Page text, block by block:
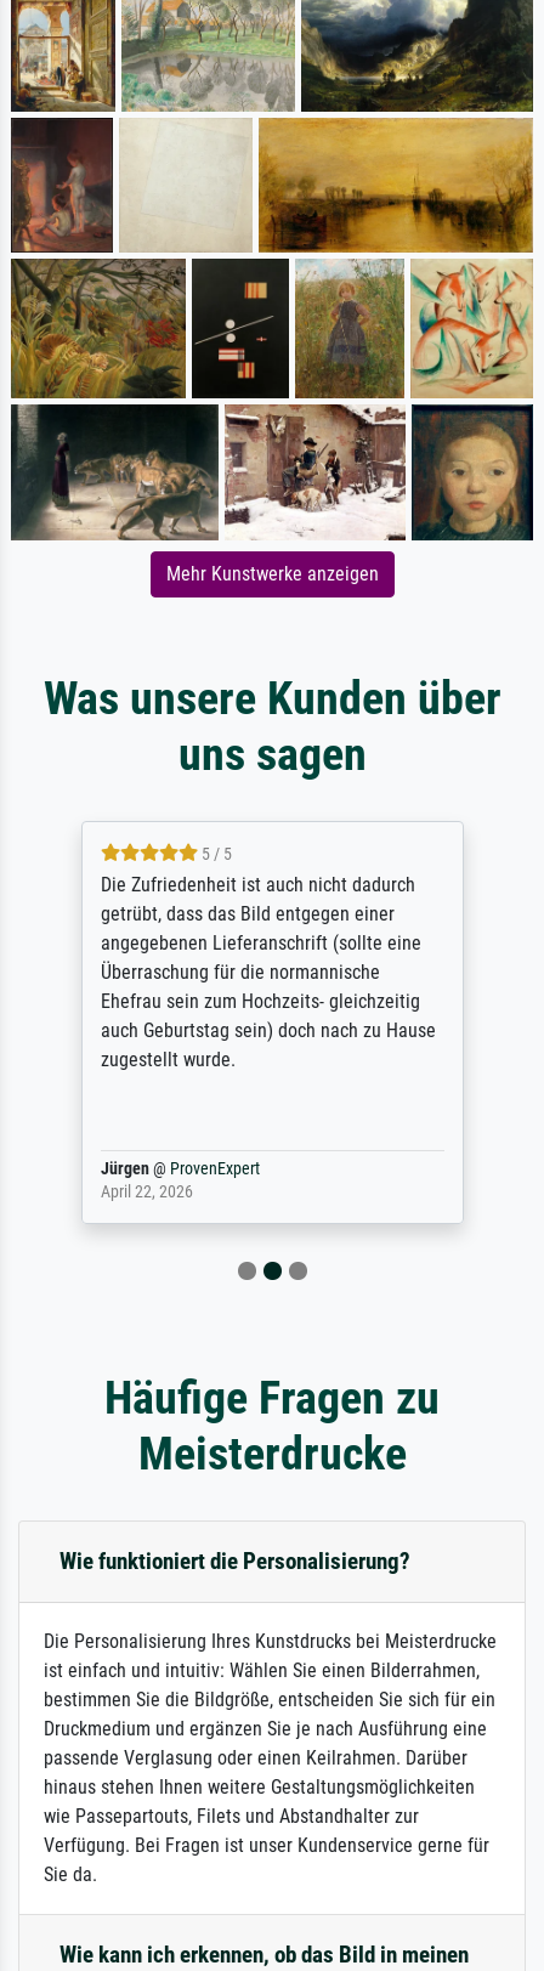
Mehr Kunstwerke anzeigen
Was unsere Kunden über
uns sagen
5 / 5
Die Zufriedenheit ist auch nicht dadurch
getrübt, dass das Bild entgegen einer
angegebenen Lieferanschrift (sollte eine
Überraschung für die normannische
Ehefrau sein zum Hochzeits- gleichzeitig
auch Geburtstag sein) doch nach zu Hause
zugestellt wurde.
Jürgen@ ProvenExpert
April 22, 2026
Häufige Fragen zu
Meisterdrucke
Wie funktioniert die Personalisierung?
Die Personalisierung Ihres Kunstdrucks bei Meisterdrucke
ist einfach und intuitiv: Wählen Sie einen Bilderrahmen,
bestimmen Sie die Bildgröße, entscheiden Sie sich für ein
Druckmedium und ergänzen Sie je nach Ausführung eine
passende Verglasung oder einen Keilrahmen. Darüber
hinaus stehen Ihnen weitere Gestaltungsmöglichkeiten
wie Passepartouts, Filets und Abstandhalter zur
Verfügung. Bei Fragen ist unser Kundenservice gerne für
Sie da.
Wie kann ich erkennen, ob das Bild in meinen